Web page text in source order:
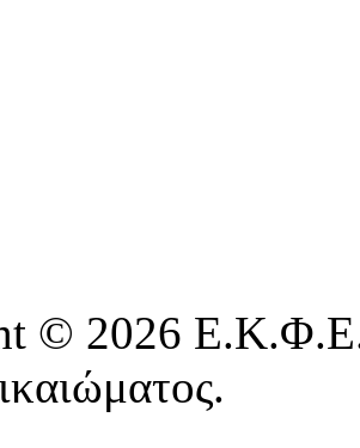
© 2026 Ε.Κ.Φ.Ε.